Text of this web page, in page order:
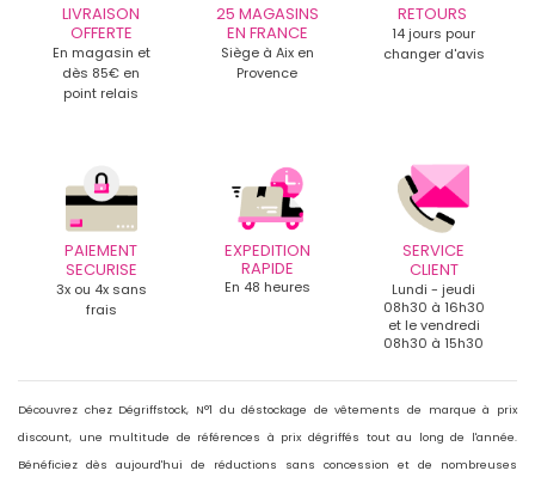
LIVRAISON
OFFERTE
En magasin et
dès 85€ en
point relais
25 MAGASINS
EN FRANCE
Siège à Aix en
Provence
RETOURS
14 jours pour
changer d'avis
PAIEMENT
SECURISE
3x ou 4x sans
frais
EXPEDITION
RAPIDE
En 48 heures
SERVICE
CLIENT
Lundi - jeudi
08h30 à 16h30
et le vendredi
08h30 à 15h30
Découvrez chez Dégriffstock, N°1 du déstockage de vêtements de marque à prix
discount, une multitude de références à prix dégriffés tout au long de l'année.
Bénéficiez dès aujourd'hui de réductions sans concession et de nombreuses